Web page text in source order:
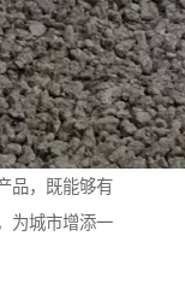
品，既能够有
为城市增添一